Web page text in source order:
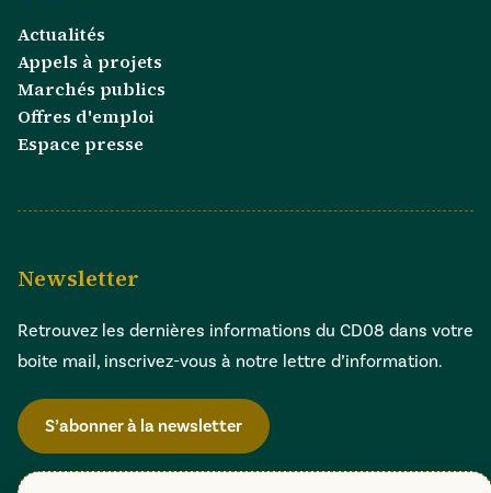
Actualités
Appels à projets
Marchés publics
Offres d'emploi
Espace presse
Newsletter
Retrouvez les dernières informations du CD08 dans votre
boite mail, inscrivez-vous à notre lettre d’information.
S’abonner à la newsletter